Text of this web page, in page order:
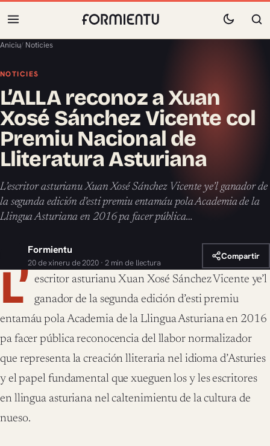
Aniciu/ Noticies
NOTICIES
L’ALLA reconoz a Xuan
Xosé Sánchez Vicente col
Premiu Nacional de
Lliteratura Asturiana
L’escritor asturianu Xuan Xosé Sánchez Vicente ye’l ganador de
la segunda edición d’esti premiu entamáu pola Academia de la
Llingua Asturiana en 2016 pa facer pública…
Formientu
20 de xineru de 2020 · 2 min de llectura
Compartir
L’ escritor asturianu Xuan Xosé Sánchez Vicente ye’l
ganador de la segunda edición d’esti premiu
entamáu pola Academia de la Llingua Asturiana en 2016
pa facer pública reconocencia del llabor normalizador
que representa la creación lliteraria nel idioma d’Asturies
y el papel fundamental que xueguen los y les escritores
en llingua asturiana nel caltenimientu de la cultura de
nueso.